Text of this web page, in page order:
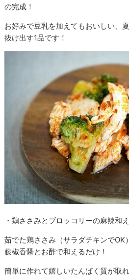
の完成！
お好みで豆乳を加えてもおいしい、
抜け出す1品です！
・鶏ささみとブロッコリーの麻辣和え
茹でた鶏ささみ（サラダチキンでOK
藤椒香醤とお酢で和えるだけ！
簡単に作れて嬉しいたんぱく質が取